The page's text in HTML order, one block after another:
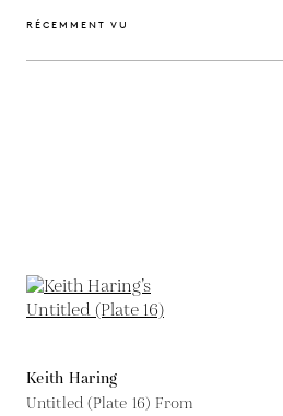
RÉCEMMENT VU
Keith Haring
Untitled (Plate 16) From